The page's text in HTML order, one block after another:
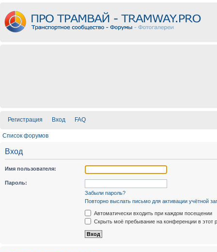
Регистрация Вход FAQ
Список форумов
Вход
Имя пользователя:
Пароль:
Забыли пароль?
Повторно выслать письмо для активации учётной
Автоматически входить при каждом посещении
Скрыть моё пребывание на конференции в этот